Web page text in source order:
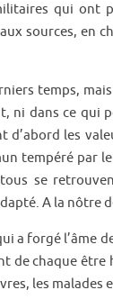
qui
sources, en
temps,
ni dans ce qui
les
tempéré par
se
A la nôtre
forgé l’âme
de chaque
les malades